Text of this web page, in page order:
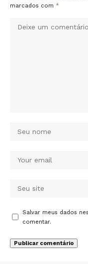
marcados com *
Salvar meus dados
comentar.